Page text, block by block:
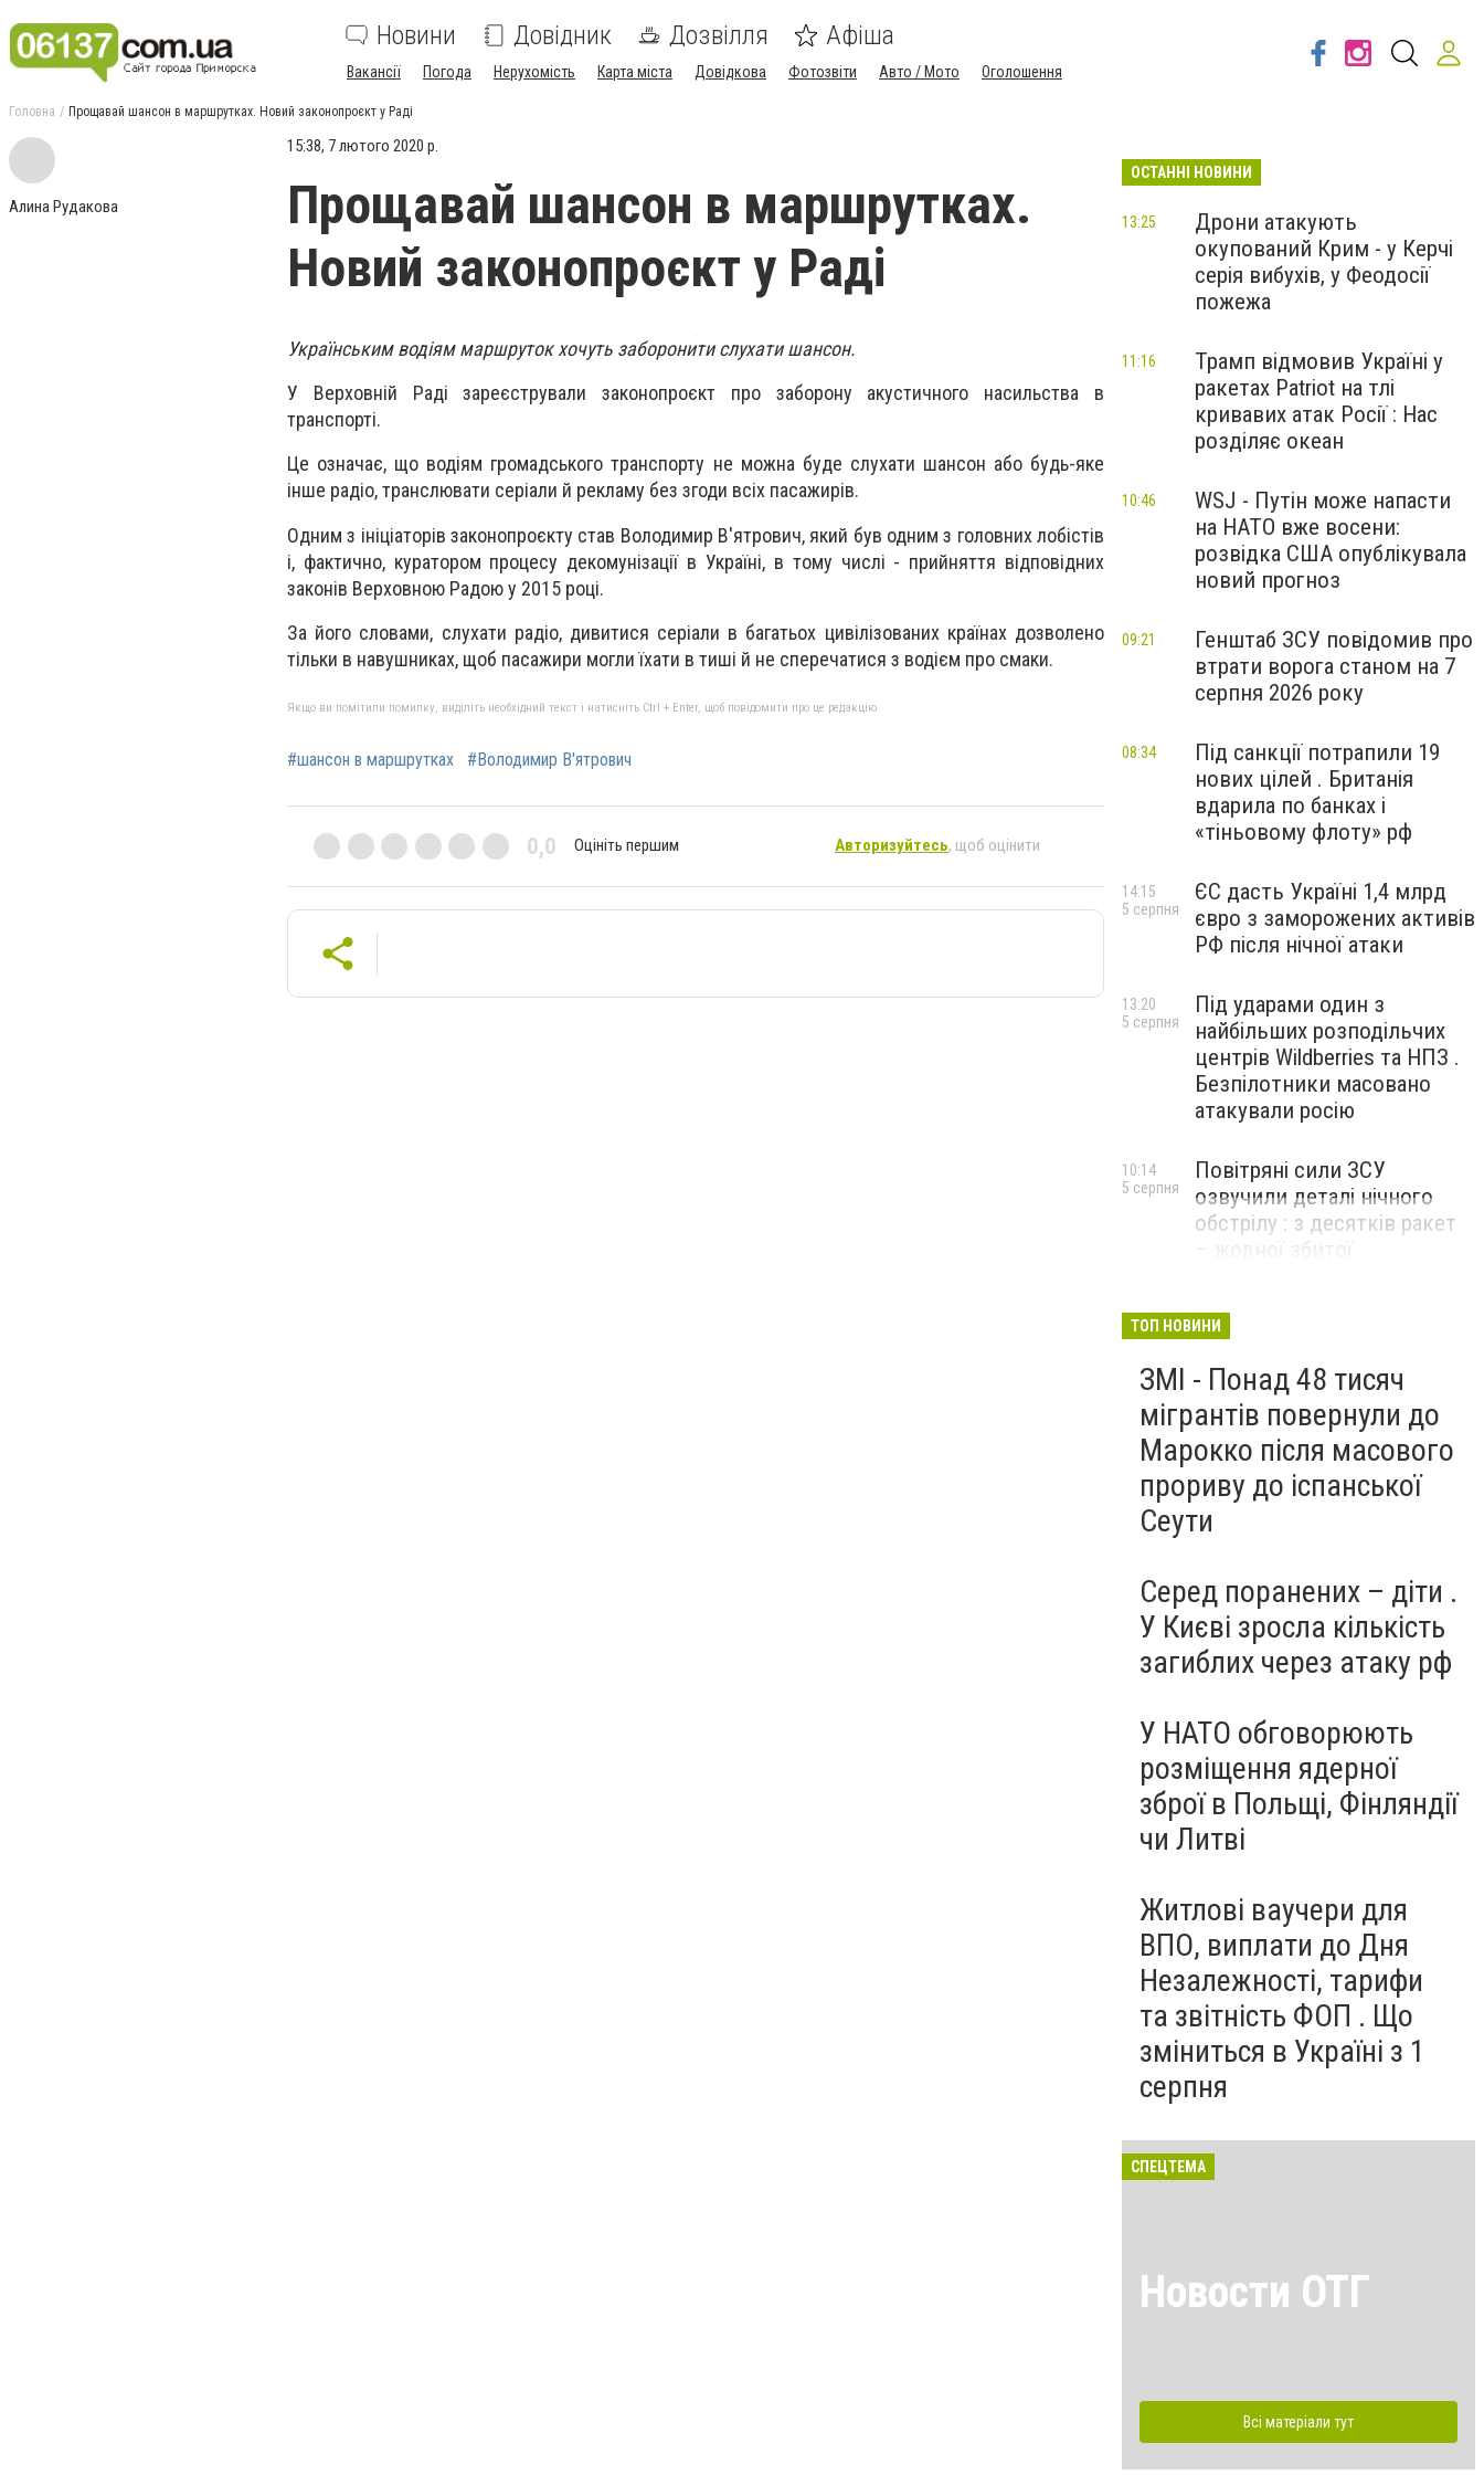
Новини Довідник Дозвілля Афіша
Вакансії Погода Нерухомість Карта міста Довідкова Фотозвіти Авто / Мото Оголошення
Головна Прощавай шансон в маршрутках. Новий законопроєкт у Раді
Алина Рудакова
15:38, 7 лютого 2020 р.
Прощавай шансон в маршрутках.
Новий законопроєкт у Раді
Українським водіям маршруток хочуть заборонити слухати шансон.
У Верховній Раді зареєстрували законопроєкт про заборону акустичного насильства в
транспорті.
Це означає, що водіям громадського транспорту не можна буде слухати шансон або будь-яке
інше радіо, транслювати серіали й рекламу без згоди всіх пасажирів.
Одним з ініціаторів законопроєкту став Володимир В'ятрович, який був одним з головних лобістів
і, фактично, куратором процесу декомунізації в Україні, в тому числі - прийняття відповідних
законів Верховною Радою у 2015 році.
За його словами, слухати радіо, дивитися серіали в багатьох цивілізованих країнах дозволено
тільки в навушниках, щоб пасажири могли їхати в тиші й не сперечатися з водієм про смаки.
Якщо ви помітили помилку, виділіть необхідний текст і натисніть Ctrl + Enter, щоб повідомити про це редакцію
#шансон в маршрутках #Володимир В'ятрович
0,0 Оцініть першим Авторизуйтесь, щоб оцінити
ОСТАННІ НОВИНИ
Дрони атакують
окупований Крим - у Керчі
серія вибухів, у Феодосії
пожежа
13:25
Трамп відмовив Україні у
ракетах Patriot на тлі
кривавих атак Росії : Нас
розділяє океан
11:16
WSJ - Путін може напасти
на НАТО вже восени:
розвідка США опублікувала
новий прогноз
10:46
Генштаб ЗСУ повідомив про
втрати ворога станом на 7
серпня 2026 року
09:21
Під санкції потрапили 19
нових цілей . Британія
вдарила по банках і
«тіньовому флоту» рф
08:34
ЄС дасть Україні 1,4 млрд
євро з заморожених активів
РФ після нічної атаки
14:15
5 серпня
Під ударами один з
найбільших розподільчих
центрів Wildberries та НПЗ .
Безпілотники масовано
атакували росію
13:20
5 серпня
Повітряні сили ЗСУ
озвучили деталі нічного
обстрілу : з десятків ракет
– жодної збитої
10:14
5 серпня
ТОП НОВИНИ
ЗМІ - Понад 48 тисяч
мігрантів повернули до
Марокко після масового
прориву до іспанської
Сеути
Серед поранених – діти .
У Києві зросла кількість
загиблих через атаку рф
У НАТО обговорюють
розміщення ядерної
зброї в Польщі, Фінляндії
чи Литві
Житлові ваучери для
ВПО, виплати до Дня
Незалежності, тарифи
та звітність ФОП . Що
зміниться в Україні з 1
серпня
СПЕЦТЕМА
Новости ОТГ
Всі матеріали тут